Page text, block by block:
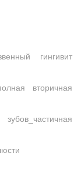
гингивит
вторичная